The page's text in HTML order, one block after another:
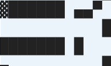
▓██████